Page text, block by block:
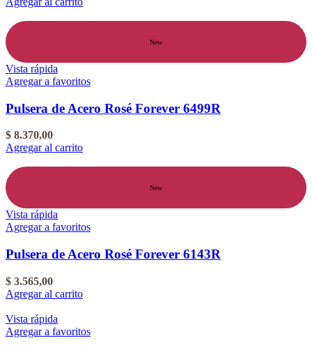
New
Vista rápida
Agregar a favoritos
Pulsera de Acero Rosé Forever 6499R
$ 8.370,00
Agregar al carrito
New
Vista rápida
Agregar a favoritos
Pulsera de Acero Rosé Forever 6143R
$ 3.565,00
Agregar al carrito
Vista rápida
Agregar a favoritos